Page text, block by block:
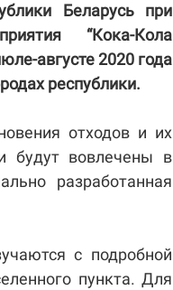
Беларусь при
“Кока-Кола
августе 2020 года
республики.
отходов и их
будут вовлечены в
разработанная
с подробной
пункта. Для